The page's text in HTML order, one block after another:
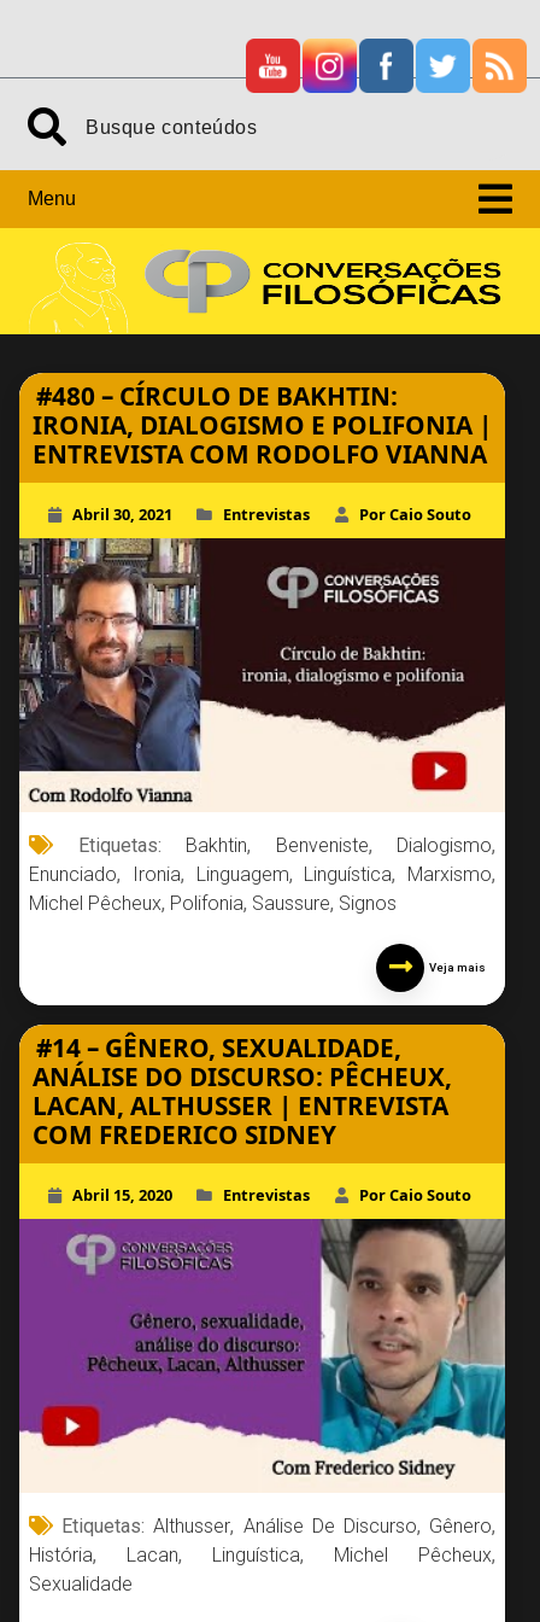
Search
Menu
#480 – CÍRCULO DE BAKHTIN:
IRONIA, DIALOGISMO E POLIFONIA |
ENTREVISTA COM RODOLFO VIANNA
Abril 30, 2021 Entrevistas Por Caio Souto
Etiquetas: Bakhtin, Benveniste, Dialogismo,
Enunciado, Ironia, Linguagem, Linguística, Marxismo,
Michel Pêcheux, Polifonia, Saussure, Signos
Veja mais
#14 – GÊNERO, SEXUALIDADE,
ANÁLISE DO DISCURSO: PÊCHEUX,
LACAN, ALTHUSSER | ENTREVISTA
COM FREDERICO SIDNEY
Abril 15, 2020 Entrevistas Por Caio Souto
Etiquetas:Althusser, Análise De Discurso, Gênero,
História, Lacan, Linguística, Michel Pêcheux,
Sexualidade